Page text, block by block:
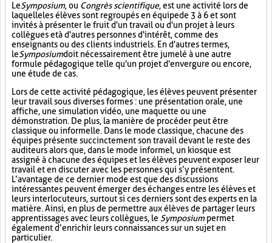
LeSymposium, ou Congrès scientifique, est une activité lors de
laquelle les élèves sont regroupés en équipe de 3 à 6 et sont
invités à présenter le fruit d'un travail ou d'un projet à leurs
collègues et à d'autres personnes d'intérêt, comme des
enseignants ou des clients industriels. En d'autres termes,
leSymposiumdoit nécessairement être jumelé à une autre
formule pédagogique telle qu'un projet d'envergure ou encore,
une étude de cas.
Lors de cette activité pédagogique, les élèves peuvent présenter
leur travail sous diverses formes : une présentation orale, une
affiche, une simulation vidéo, une maquette ou une
démonstration. De plus, la manière de procéder peut être
classique ou informelle. Dans le mode classique, chacune des
équipes présente succinctement son travail devant le reste des
auditeurs alors que, dans le mode informel, un kiosque est
assigné à chacune des équipes et les élèves peuvent exposer leur
travail et en discuter avec les personnes qui s’y présentent.
L’avantage de ce dernier mode est que des discussions
intéressantes peuvent émerger des échanges entre les élèves et
leurs interlocuteurs, surtout si ces derniers sont des experts en la
matière. Ainsi, en plus de permettre aux élèves de partager leurs
apprentissages avec leurs collègues, le Symposiumpermet
également d’enrichir leurs connaissances sur un sujet en
particulier.